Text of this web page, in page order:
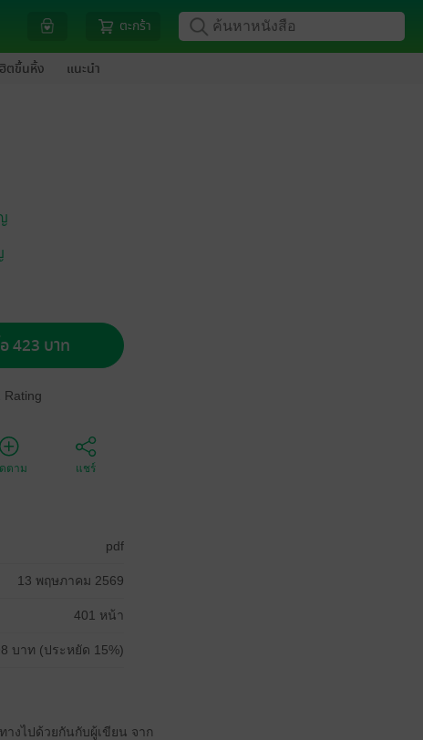
ตะกร้า
ฮิตขึ้นหิ้ง แนะนำ
423 บาท
Rating
ตาม แชร์
pdf
13 พฤษภาคม 2569
401 หน้า
บาท (ประหยัด 15%)
างไปด้วยกันกับผู้เขียน จาก